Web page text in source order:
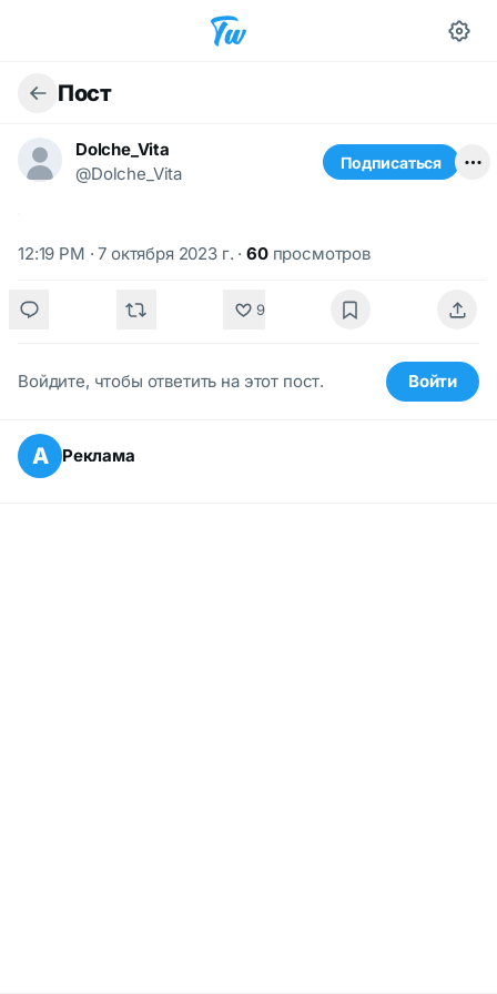
Пост
Dolche_Vita
@Dolche_Vita
Подписаться
12:19 PM · 7 октября 2023 г. ·60просмотров
9
Войдите, чтобы ответить на этот пост. Войти
А Реклама